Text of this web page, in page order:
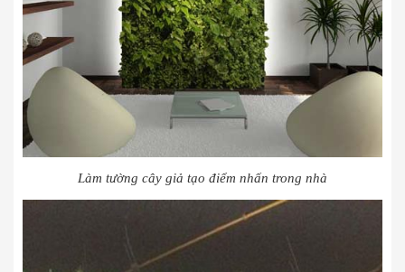
Làm tường cây giả tạo điểm nhấn trong nhà